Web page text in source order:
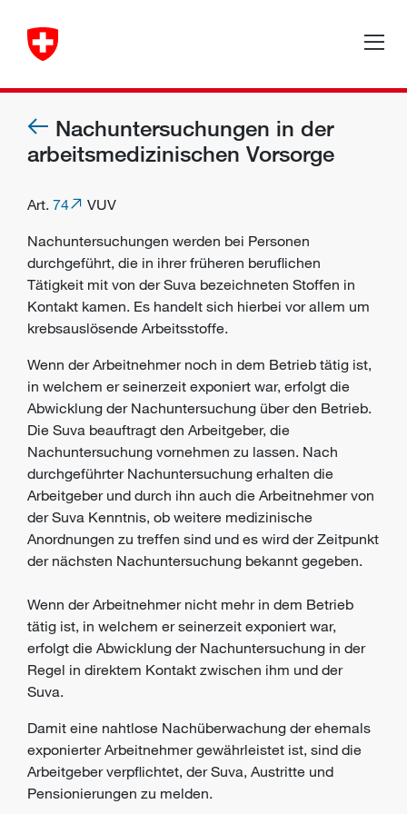
Nachuntersuchungen in der
arbeitsmedizinischen Vorsorge
Art. 74
VUV
Nachuntersuchungen werden bei Personen
durchgeführt, die in ihrer früheren beruflichen
Tätigkeit mit von der Suva bezeichneten Stoffen in
Kontakt kamen. Es handelt sich hierbei vor allem um
krebsauslösende Arbeitsstoffe.
Wenn der Arbeitnehmer noch in dem Betrieb tätig ist,
in welchem er seinerzeit exponiert war, erfolgt die
Abwicklung der Nachuntersuchung über den Betrieb.
Die Suva beauftragt den Arbeitgeber, die
Nachuntersuchung vornehmen zu lassen. Nach
durchgeführter Nachuntersuchung erhalten die
Arbeitgeber und durch ihn auch die Arbeitnehmer von
der Suva Kenntnis, ob weitere medizinische
Anordnungen zu treffen sind und es wird der Zeitpunkt
der nächsten Nachuntersuchung bekannt gegeben.
Wenn der Arbeitnehmer nicht mehr in dem Betrieb
tätig ist, in welchem er seinerzeit exponiert war,
erfolgt die Abwicklung der Nachuntersuchung in der
Regel in direktem Kontakt zwischen ihm und der
Suva.
Damit eine nahtlose Nachüberwachung der ehemals
exponierter Arbeitnehmer gewährleistet ist, sind die
Arbeitgeber verpflichtet, der Suva, Austritte und
Pensionierungen zu melden.